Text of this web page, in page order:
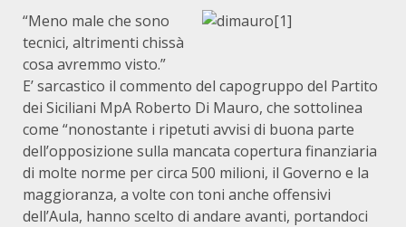
“Meno male che sono
tecnici, altrimenti chissà
cosa avremmo visto.”
E’ sarcastico il commento del capogruppo del Partito
dei Siciliani MpA Roberto Di Mauro, che sottolinea
come “nonostante i ripetuti avvisi di buona parte
dell’opposizione sulla mancata copertura finanziaria
di molte norme per circa 500 milioni, il Governo e la
maggioranza, a volte con toni anche offensivi
dell’Aula, hanno scelto di andare avanti, portandoci